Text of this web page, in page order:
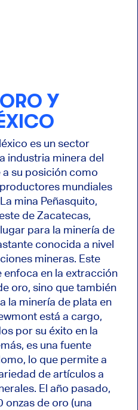
Y
es un sector
industria minera del
su posición como
mundiales
mina Peñasquito,
de Zacatecas,
para la minería de
conocida a nivel
mineras. Este
enfoca en la extracción
oro, sino que también
la minería de plata en
está a cargo,
por su éxito en la
es una fuente
lo que permite a
de artículos a
El año pasado,
onzas de oro (una